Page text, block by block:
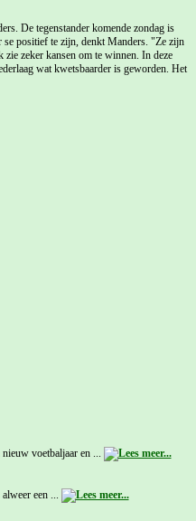
De tegenstander komende zondag is
positief te zijn, denkt Manders. "Ze zijn
zeker kansen om te winnen. In deze
wat kwetsbaarder is geworden. Het
voetbaljaar en ...
een ...